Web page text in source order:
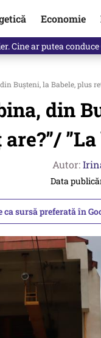
Economie
Cine ar putea
Bușteni, la Babele, plus
din
Autor:
Data
ca sursă preferată în